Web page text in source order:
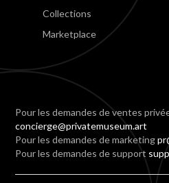
Collections
Marketplace
Pour les demandes de ventes
concierge@privatemuseum.art
Pour les demandes de marketing
Pour les demandes de support